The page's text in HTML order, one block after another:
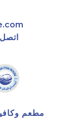
اتصل
مطعم